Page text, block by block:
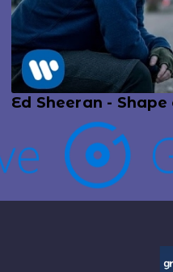
Ed Sheeran -